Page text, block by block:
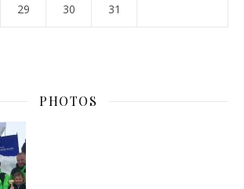
29 30 31
PHOTOS